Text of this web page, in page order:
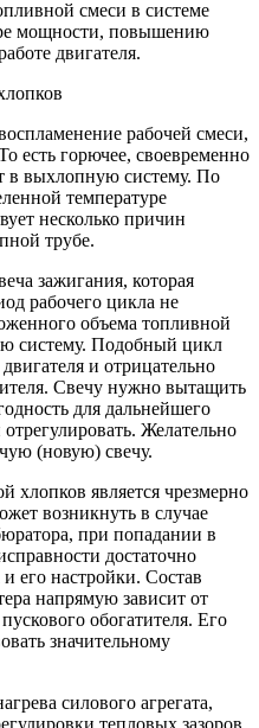
смеси в системе
мощности, повышению
двигателя.
рабочей смеси,
есть горючее, своевременно
в выхлопную систему. По
температуре
несколько причин
трубе.
зажигания, которая
рабочего цикла не
объема топливной
систему. Подобный цикл
и отрицательно
Свечу нужно вытащить
для дальнейшего
Желательно
(новую) свечу.
хлопков является чрезмерно
возникнуть в случае
при попадании в
достаточно
его настройки. Состав
напрямую зависит от
обогатителя. Его
значительному
силового агрегата,
тепловых зазоров